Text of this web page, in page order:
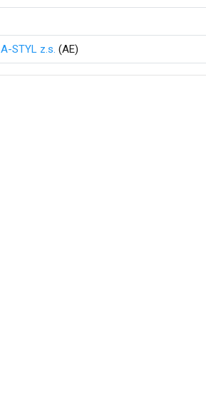
A-STYL z.s. (AE)